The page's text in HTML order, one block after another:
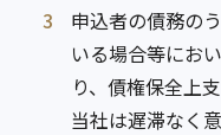
3
申込者の債務の
いる場合等にお
り、債権保全上
当社は遅滞なく